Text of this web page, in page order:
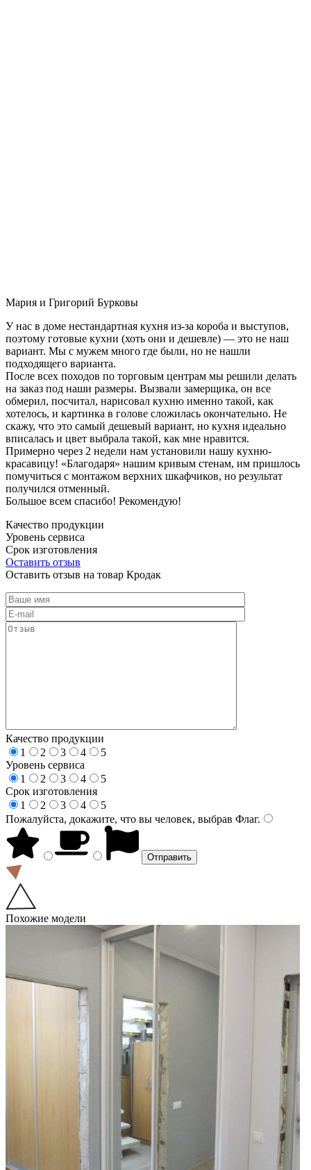
Мария и Григорий Бурковы
У нас в доме нестандартная кухня из-за короба и выступов,
поэтому готовые кухни (хоть они и дешевле) — это не наш
вариант. Мы с мужем много где были, но не нашли
подходящего варианта.
После всех походов по торговым центрам мы решили делать
на заказ под наши размеры. Вызвали замерщика, он все
обмерил, посчитал, нарисовал кухню именно такой, как
хотелось, и картинка в голове сложилась окончательно. Не
скажу, что это самый дешевый вариант, но кухня идеально
вписалась и цвет выбрала такой, как мне нравится.
Примерно через 2 недели нам установили нашу кухню-
красавицу! «Благодаря» нашим кривым стенам, им пришлось
помучиться с монтажом верхних шкафчиков, но результат
получился отменный.
Большое всем спасибо! Рекомендую!
Качество продукции
Уровень сервиса
Срок изготовления
Оставить отзыв
Оставить отзыв на товар Кродак
Качество продукции
1
2 3 4
5
Уровень сервиса
1
2 3 4
5
Срок изготовления
1
2 3 4
5
Пожалуйста, докажите, что вы человек, выбрав Флаг.
Похожие модели